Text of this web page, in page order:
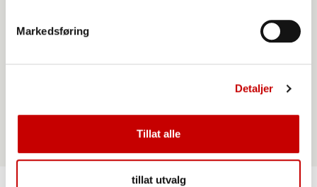
Markedsføring
Detaljer
Tillat alle
tillat utvalg
Norgesmøllene Semulegryn